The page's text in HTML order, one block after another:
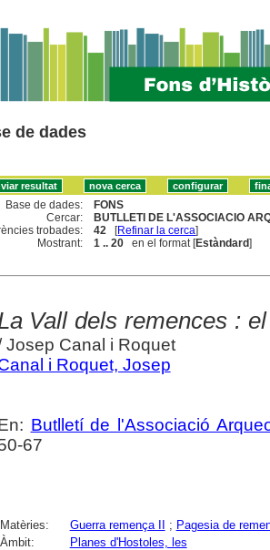
de dades
Base de dades:
FONS
Cercar:
BUTLLETI DE L'ASSOCIACIO
trobades:
42 [Refinar la cerca]
Mostrant:
1 .. 20 en el format [Estàndard]
Vall dels remences :
Josep Canal i Roquet
i Roquet, Josep
Butlletí de l'Associació
67
Matèries: Guerra remença II ; Pagesia de
Àmbit:
Planes d'Hostoles, les